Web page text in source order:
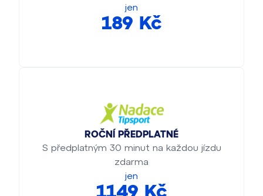
jen
189 Kč
ROČNÍ PŘEDPLATNÉ
S předplatným 30 minut na každou jízdu
zdarma
jen